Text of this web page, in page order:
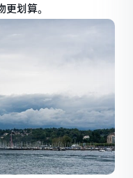
划算。